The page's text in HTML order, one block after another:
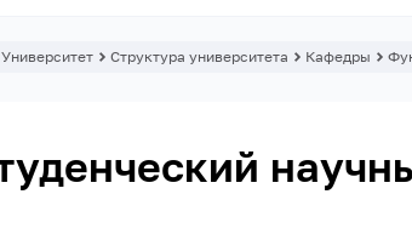
Университет Структура университета Кафедры